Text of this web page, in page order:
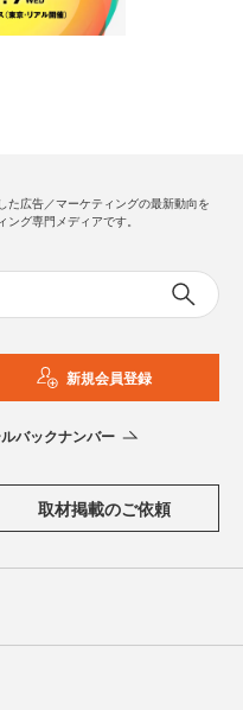
た広告／マーケティングの最新動向を
グ専門メディアです。
新規会員登録
バックナンバー
取材掲載のご依頼